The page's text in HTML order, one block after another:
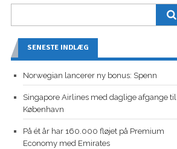
SENESTE INDLÆG
Norwegian lancerer ny bonus: Spenn
Singapore Airlines med daglige afgange til
København
På ét år har 160.000 fløjet på Premium
Economy med Emirates